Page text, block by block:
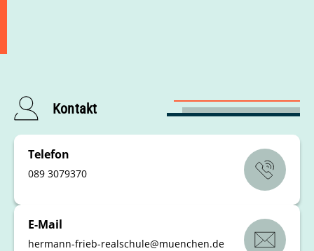
Kontakt
Telefon
089 3079370
E-Mail
hermann-frieb-realschule@muenchen.de